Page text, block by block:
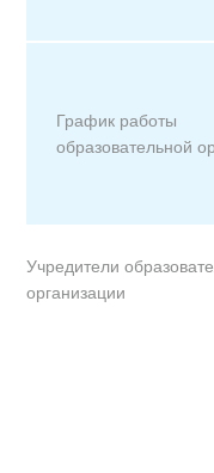
График работы
образовательной
Учредители
организации